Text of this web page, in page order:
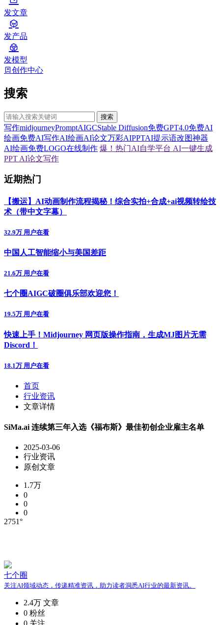
发文章
发产品
发模型
创作中心
搜索
搜索
写作midjourneyPromptAIGCStable Diffusion免费GPT4.0免费AI
绘画免费AI写作AI绘画AI论文万彩AIPPTAI提示语改图神器
AI绘画免费LOGO在线制作 爆！热门AI自学平台 AI一键生成
PPT AI论文写作
近期热门
【搬运】AI动画制作流程揭秘！综合实拍+合成+ai视频转绘技
术（带中文字幕）
32.9万 用户在看
中国人工智能缩小与美国差距
21.6万 用户在看
七个圈AIGC破圈俱乐部欢迎您！
19.5万 用户在看
快速上手！Midjourney 网页版操作指南，生成MJ图片无需
Discord！
18.1万 用户在看
首页
行业资讯
文章详情
SiMa.ai 连续第三年入选《福布斯》最佳初创企业雇主名单
2025-03-06
行业资讯
原创文章
1.7万
0
0
0
2751°
七个圈
关注AI领域动态，传递精准资讯，助力读者洞悉AI行业的最新资讯。
2.4万 文章
0 粉丝